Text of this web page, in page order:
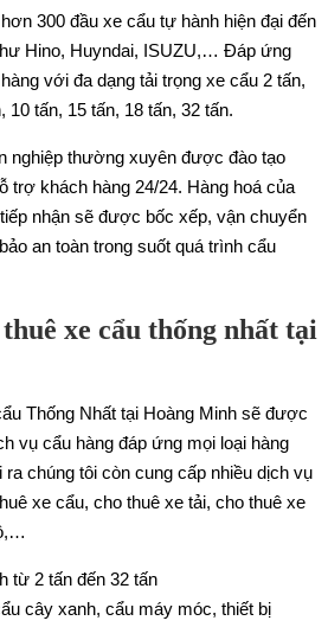
300 đầu xe cẩu tự hành hiện đại đến
Hino, Huyndai, ISUZU,… Đáp ứng
với đa dạng tải trọng xe cẩu 2 tấn,
10 tấn, 15 tấn, 18 tấn, 32 tấn.
nghiệp thường xuyên được đào tạo
trợ khách hàng 24/24. Hàng hoá của
nhận sẽ được bốc xếp, vận chuyển
an toàn trong suốt quá trình cẩu
xe cẩu thống nhất tại
Thống Nhất tại Hoàng Minh sẽ được
vụ cẩu hàng đáp ứng mọi loại hàng
ra chúng tôi còn cung cấp nhiều dịch vụ
xe cẩu, cho thuê xe tải, cho thuê xe
từ 2 tấn đến 32 tấn
cây xanh, cẩu máy móc, thiết bị